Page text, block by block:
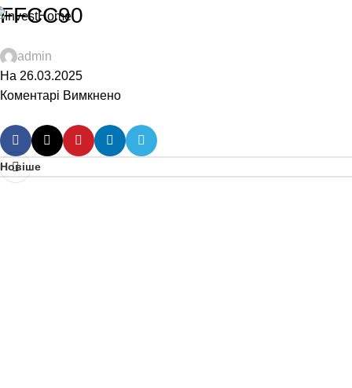
FFCC90
admin
На 26.03.2025
Коментарі Вимкнено
Новіше